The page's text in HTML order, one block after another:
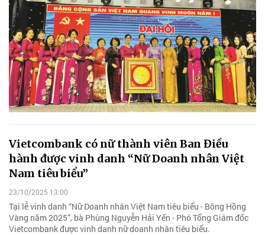
Vietcombank có nữ thành viên Ban Điều
hành được vinh danh “Nữ Doanh nhân Việt
Nam tiêu biểu”
23/10/2025 13:00
Tại lễ vinh danh “Nữ Doanh nhân Việt Nam tiêu biểu - Bông Hồng
Vàng năm 2025”, bà Phùng Nguyễn Hải Yến - Phó Tổng Giám đốc
Vietcombank được vinh danh nữ doanh nhân tiêu biểu.